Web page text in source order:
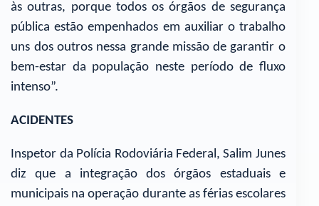
às outras, porque todos os órgãos de segurança
pública estão empenhados em auxiliar o trabalho
uns dos outros nessa grande missão de garantir o
bem-estar da população neste período de fluxo
intenso”.
ACIDENTES
Inspetor da Polícia Rodoviária Federal, Salim Junes
diz que a integração dos órgãos estaduais e
municipais na operação durante as férias escolares